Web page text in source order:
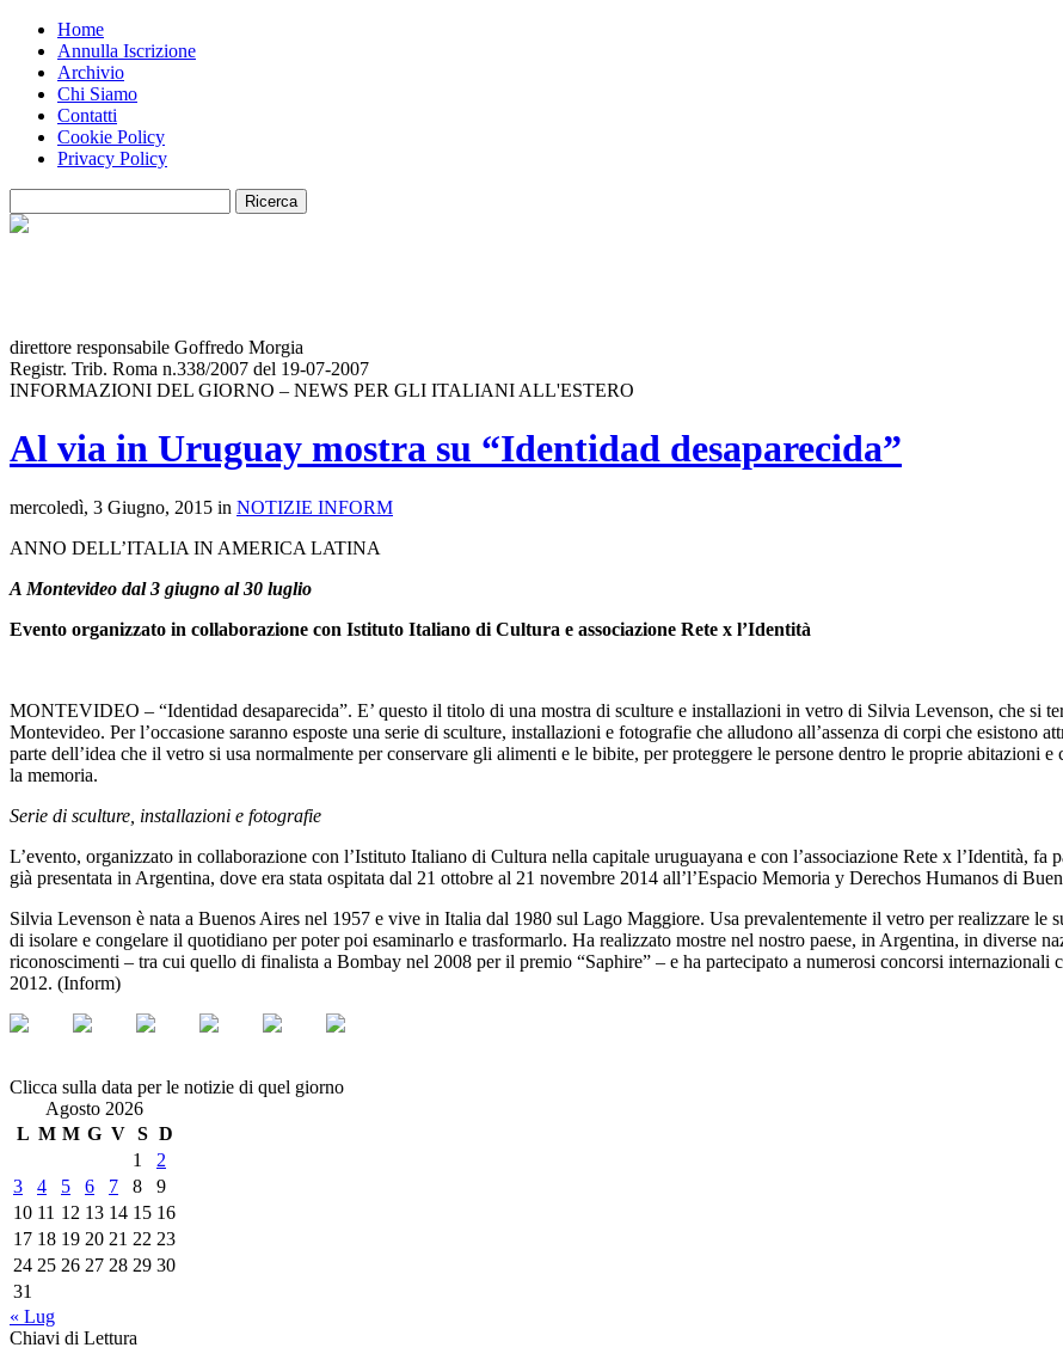
Home
Annulla Iscrizione
Archivio
Chi Siamo
Contatti
Cookie Policy
Privacy Policy
direttore responsabile Goffredo Morgia
Registr. Trib. Roma n.338/2007 del 19-07-2007
INFORMAZIONI DEL GIORNO – NEWS PER GLI ITALIANI ALL'ESTERO
Al via in Uruguay mostra su “Identidad desaparecida”
mercoledì, 3 Giugno, 2015 in NOTIZIE INFORM
ANNO DELL’ITALIA IN AMERICA LATINA
A Montevideo dal 3 giugno al 30 luglio
Evento organizzato in collaborazione con Istituto Italiano di Cultura e associazione Rete x l’Identità
MONTEVIDEO – “Identidad desaparecida”. E’ questo il titolo di una mostra di sculture e installazioni in vetro di Silvia Levenson, che si
Montevideo. Per l’occasione saranno esposte una serie di sculture, installazioni e fotografie che alludono all’assenza di corpi che esistono
parte dell’idea che il vetro si usa normalmente per conservare gli alimenti e le bibite, per proteggere le persone dentro le proprie abitazioni
la memoria.
Serie di sculture, installazioni e fotografie
L’evento, organizzato in collaborazione con l’Istituto Italiano di Cultura nella capitale uruguayana e con l’associazione Rete x l’Identità,
già presentata in Argentina, dove era stata ospitata dal 21 ottobre al 21 novembre 2014 all’l’Espacio Memoria y Derechos Humanos di
Silvia Levenson è nata a Buenos Aires nel 1957 e vive in Italia dal 1980 sul Lago Maggiore. Usa prevalentemente il vetro per realizzare le
di isolare e congelare il quotidiano per poter poi esaminarlo e trasformarlo. Ha realizzato mostre nel nostro paese, in Argentina, in diverse
riconoscimenti – tra cui quello di finalista a Bombay nel 2008 per il premio “Saphire” – e ha partecipato a numerosi concorsi internazionali
2012. (Inform)
Clicca sulla data per le notizie di quel giorno
Agosto 2026
L M M G V S D
1
2
3
4 5 6 7 8
9
10 11 12 13 14 15 16
17 18 19 20 21 22 23
24 25 26 27 28 29 30
31
« Lug
Chiavi di Lettura